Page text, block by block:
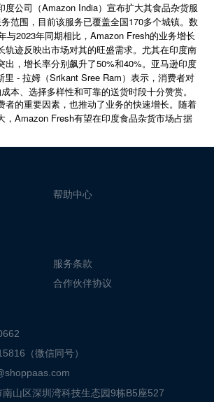
度公司（Amazon India）宣布扩大其食品杂货服
范围，目前该服务已覆盖全国 170多个城镇。数
与2023年同期相比， Amazon Fresh的业务增长
轨迹反映出市场对其的旺盛需求。尤其在印度南
出，增长率分别飙升了50%和40%。亚马逊印度
里 - 拉姆（Srikant Sree Ram ）表示，消费者对
本、选择多样性和可靠的送货时段十分赞赏。
者的重要因素，也推动了业务的快速增长。随着
， Amazon Fresh有望在印度食品杂货市场占据
帮助中心
服务条款
合作伙伴协议
（微信同号）
山区深圳湾科技生态园9栋B5座527